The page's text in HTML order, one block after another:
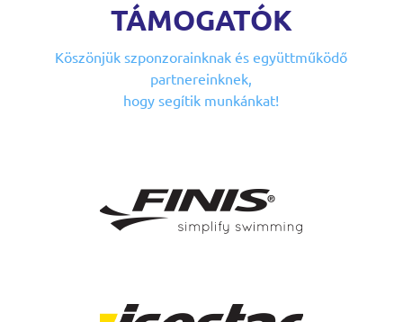
TÁMOGATÓK
Köszönjük szponzorainknakés együttműködő
partnereinknek,
hogy segítik munkánkat!